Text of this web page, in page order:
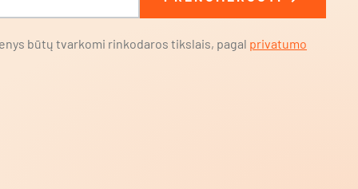
būtų tvarkomi rinkodaros tikslais, pagal privatumo